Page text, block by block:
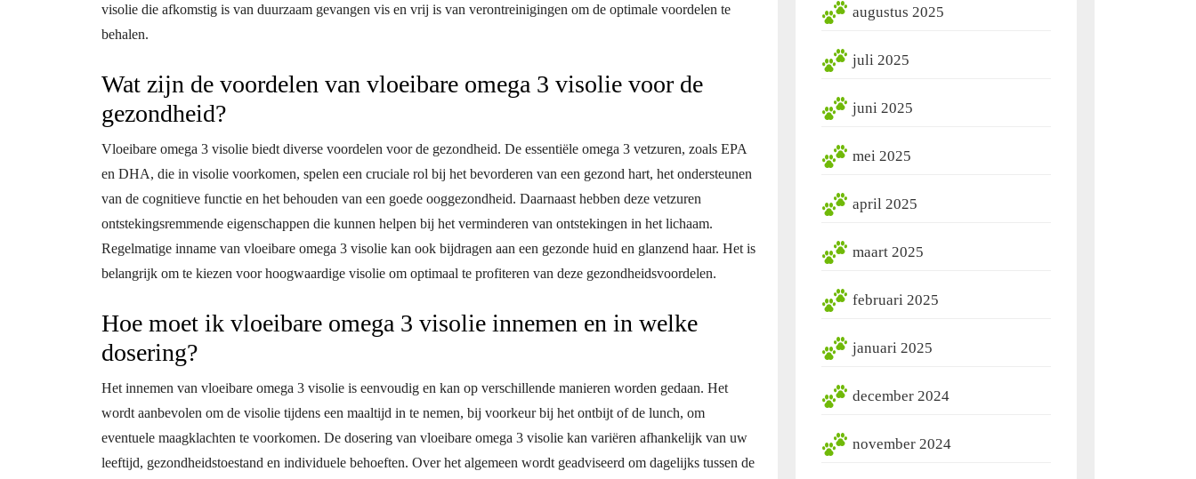
visolie die afkomstig is van duurzaam gevangen vis en vrij is van verontreinigingen om de optimale voordelen te
behalen.
Wat zijn de voordelen van vloeibare omega 3 visolie voor de
gezondheid?
Vloeibare omega 3 visolie biedt diverse voordelen voor de gezondheid. De essentiële omega 3 vetzuren, zoals EPA
en DHA, die in visolie voorkomen, spelen een cruciale rol bij het bevorderen van een gezond hart, het ondersteunen
van de cognitieve functie en het behouden van een goede ooggezondheid. Daarnaast hebben deze vetzuren
ontstekingsremmende eigenschappen die kunnen helpen bij het verminderen van ontstekingen in het lichaam.
Regelmatige inname van vloeibare omega 3 visolie kan ook bijdragen aan een gezonde huid en glanzend haar. Het is
belangrijk om te kiezen voor hoogwaardige visolie om optimaal te profiteren van deze gezondheidsvoordelen.
Hoe moet ik vloeibare omega 3 visolie innemen en in welke
dosering?
Het innemen van vloeibare omega 3 visolie is eenvoudig en kan op verschillende manieren worden gedaan. Het
wordt aanbevolen om de visolie tijdens een maaltijd in te nemen, bij voorkeur bij het ontbijt of de lunch, om
eventuele maagklachten te voorkomen. De dosering van vloeibare omega 3 visolie kan variëren afhankelijk van uw
leeftijd, gezondheidstoestand en individuele behoeften. Over het algemeen wordt geadviseerd om dagelijks tussen de
augustus 2025
juli 2025
juni 2025
mei 2025
april 2025
maart 2025
februari 2025
januari 2025
december 2024
november 2024